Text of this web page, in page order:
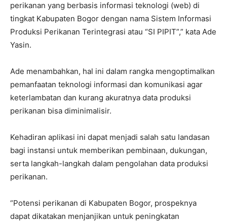
perikanan yang berbasis informasi teknologi (web) di
tingkat Kabupaten Bogor dengan nama Sistem Informasi
Produksi Perikanan Terintegrasi atau “SI PIPIT”,” kata Ade
Yasin.
Ade menambahkan, hal ini dalam rangka mengoptimalkan
pemanfaatan teknologi informasi dan komunikasi agar
keterlambatan dan kurang akuratnya data produksi
perikanan bisa diminimalisir.
Kehadiran aplikasi ini dapat menjadi salah satu landasan
bagi instansi untuk memberikan pembinaan, dukungan,
serta langkah-langkah dalam pengolahan data produksi
perikanan.
“Potensi perikanan di Kabupaten Bogor, prospeknya
dapat dikatakan menjanjikan untuk peningkatan